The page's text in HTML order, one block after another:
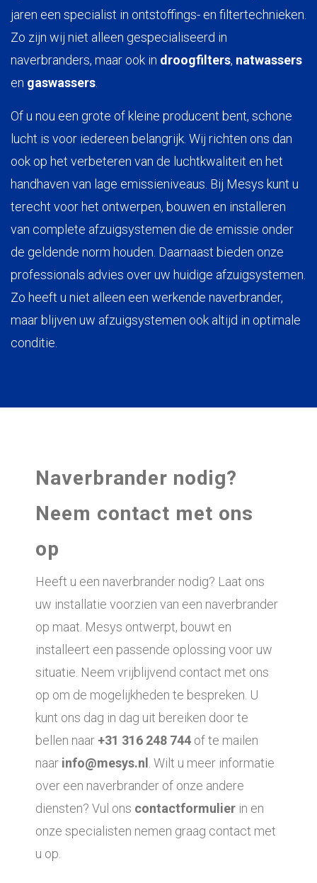
jaren een specialist in ontstoffings- en filtertechnieken.
Zo zijn wij niet alleen gespecialiseerd in
naverbranders, maar ook in droogfilters, natwassers
en gaswassers
Of u nou een grote of kleine producent bent, schone
lucht is voor iedereen belangrijk. Wij richten ons dan
ook op het verbeteren van de luchtkwaliteit en het
handhaven van lage emissieniveaus. Bij Mesys kunt u
terecht voor het ontwerpen, bouwen en installeren
van complete afzuigsystemen die de emissie onder
de geldende norm houden. Daarnaast bieden onze
professionals advies over uw huidige afzuigsystemen.
Zo heeft u niet alleen een werkende naverbrander,
maar blijven uw afzuigsystemen ook altijd in optimale
conditie.
Naverbrander nodig?
Neem contact met ons
op
Heeft u een naverbrander nodig? Laat ons
uw installatie voorzien van een naverbrander
op maat. Mesys ontwerpt, bouwt en
installeert een passende oplossing voor uw
situatie. Neem vrijblijvend contact met ons
op om de mogelijkheden te bespreken. U
kunt ons dag in dag uit bereiken door te
bellen naar +31 316 248 744 of te mailen
naar info@mesys.nl . Wilt u meer informatie
over een naverbrander of onze andere
diensten? Vul ons contactformulier in en
onze specialisten nemen graag contact met
u op.